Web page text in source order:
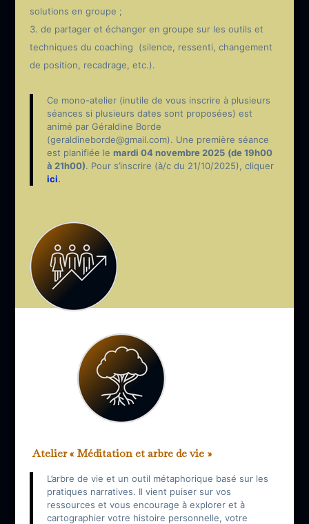
solutions en groupe ;
de partager et échanger en groupe sur les outils et
techniques du coaching (silence, ressenti, changement
de position, recadrage, etc.).
Ce mono-atelier (inutile de vous inscrire à plusieurs
séances si plusieurs dates sont proposées) est
animé par Géraldine Borde
(geraldineborde@gmail.com). Une première séance
est planifiée le mardi 04 novembre 2025 (de 19h00
à 21h00). Pour s’inscrire (à/c du 21/10/2025), cliquer
ici.
Atelier « Méditation et arbre de vie »
L’arbre de vie et un outil métaphorique basé sur les
pratiques narratives. Il vient puiser sur vos
ressources et vous encourage à explorer et à
cartographier votre histoire personnelle, votre